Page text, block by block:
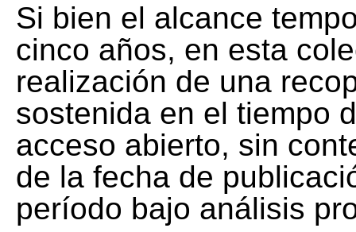
Si bien el alcance
cinco años, en esta
realización de una
sostenida en el tiempo
acceso abierto, sin
de la fecha de
período bajo análisis